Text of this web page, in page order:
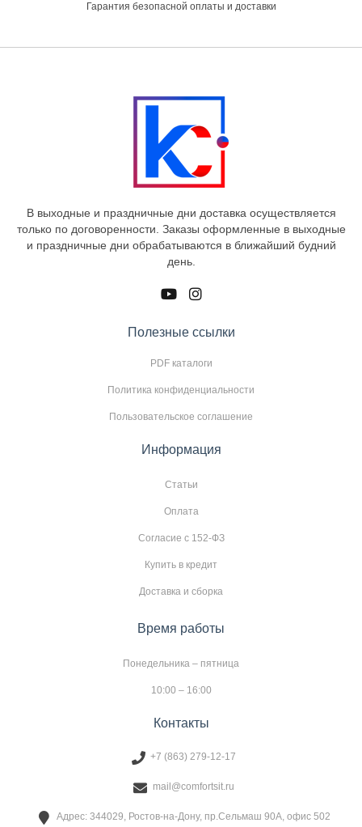
Гарантия безопасной оплаты и доставки
В выходные и праздничные дни доставка осуществляется
только по договоренности. Заказы оформленные в выходные
и праздничные дни обрабатываются в ближайший будний
день.
Полезные ссылки
PDF каталоги
Политика конфиденциальности
Пользовательское соглашение
Информация
Статьи
Оплата
Согласие с 152-ФЗ
Купить в кредит
Доставка и сборка
Время работы
Понедельника – пятница
10:00 – 16:00
Контакты
+7 (863) 279-12-17
mail@comfortsit.ru
Адрес: 344029, Ростов-на-Дону, пр.Сельмаш 90А, офис 502